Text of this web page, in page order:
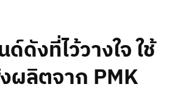
ดังที่ไว้วางใจ ใช้
ผลิตจาก PMK